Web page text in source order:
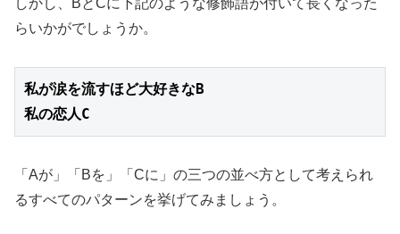
しかし、BとCに下記のような修飾語が付いて長くなった
らいかがでしょうか。
私の恋人C
「Aが」「Bを」「Cに」の三つの並べ方として考えられ
るすべてのパターンを挙げてみましょう。